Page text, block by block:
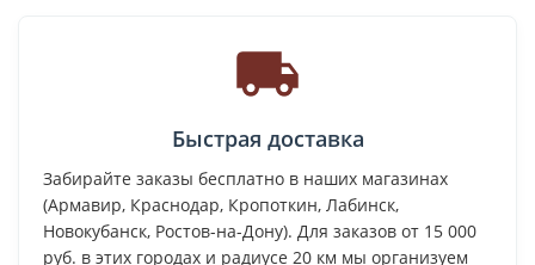
Быстрая доставка
Забирайте заказы бесплатно в наших магазинах
(Армавир, Краснодар, Кропоткин, Лабинск,
Новокубанск, Ростов-на-Дону). Для заказов от 15 000
руб. в этих городах и радиусе 20 км мы организуем